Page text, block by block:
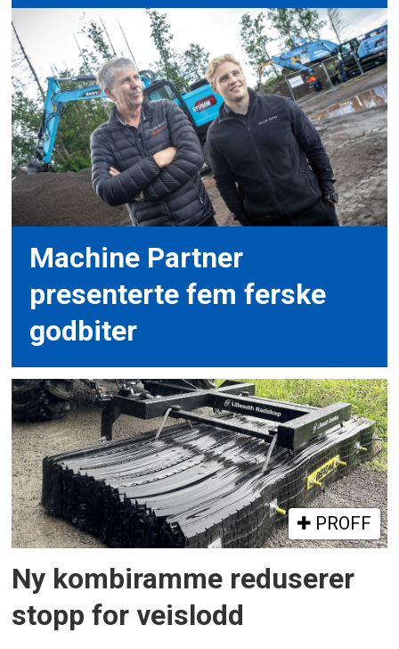
Machine Partner
presenterte fem ferske
godbiter
PROFF
Ny kombiramme reduserer
stopp for veislodd